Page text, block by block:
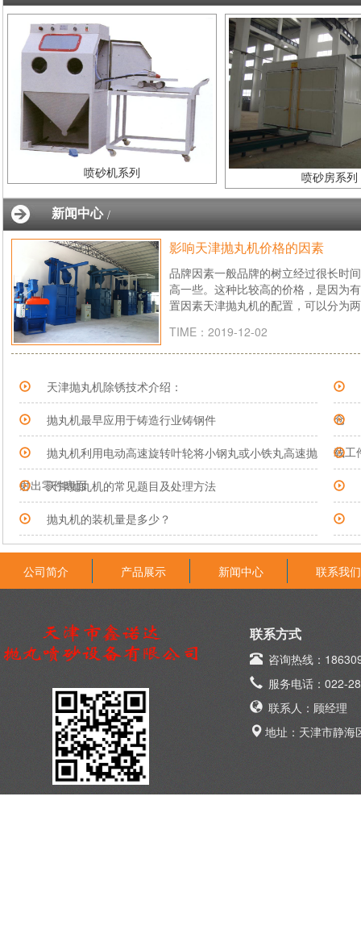
喷砂机系列 喷砂房系列
新闻中心 /
影响天津抛丸机价格的因素
品牌因素一般品牌的树立经过很长时
高一些。这种比较高的价格，是因为
置因素天津抛丸机的配置，可以分为
TIME：2019-12-02
天津抛丸机除锈技术介绍：
仓
抛丸机最早应用于铸造行业铸钢件
载工
抛丸机利用电动高速旋转叶轮将小钢丸或小铁丸高速抛
射出零件表面
天津抛丸机的常见题目及处理方法
抛丸机的装机量是多少？
公司简介 产品展示 新闻中心 联系我们
联系方式
咨询热线：
服务电话：022-
联系人：顾经理
地址：天津市静海